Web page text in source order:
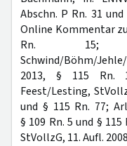
Abschn. P Rn. 31
Online Kommentar
Rn. 15;
Schwind/Böhm/
2013, § 115 Rn.
Feest/Lesting,
und § 115 Rn. 77;
§ 109 Rn. 5 und §
StVollzG, 11. Aufl.